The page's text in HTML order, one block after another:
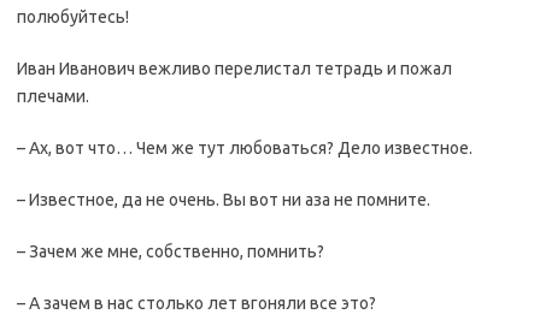
полюбуйтесь!
Иван Иванович вежливо перелистал тетрадь и пожал
плечами.
– Ах, вот что… Чем же тут любоваться? Дело известное.
– Известное, да не очень. Вы вот ни аза не помните.
– Зачем же мне, собственно, помнить?
– А зачем в нас столько лет вгоняли все это?